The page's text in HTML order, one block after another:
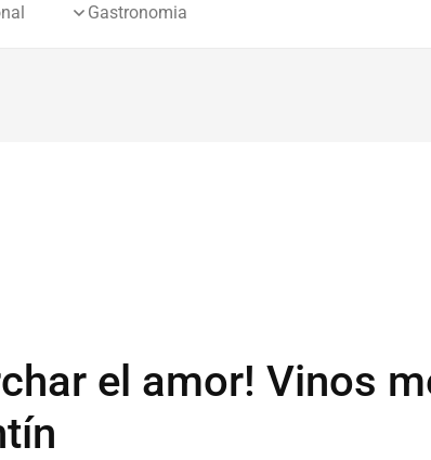
Gastronomia
el amor! Vinos